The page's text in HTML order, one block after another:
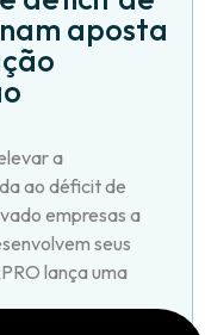
aposta
a
ao déficit de
empresas a
seus
lança uma